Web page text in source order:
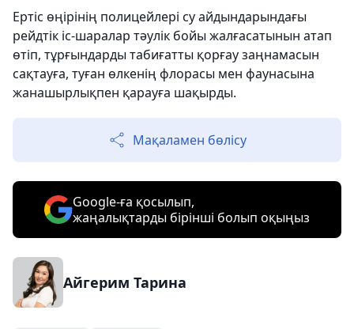
Ертіс өңірінің полицейлері су айдындарындағы
рейдтік іс-шаралар тәулік бойы жалғасатынын атап
өтіп, тұрғындарды табиғатты қорғау заңнамасын
сақтауға, туған өлкенің флорасы мен фаунасына
жанашырлықпен қарауға шақырды.
Мақаламен бөлісу
Google-ға қосылып,
жаңалықтарды бірінші болып оқыңыз
Айгерим Тарина